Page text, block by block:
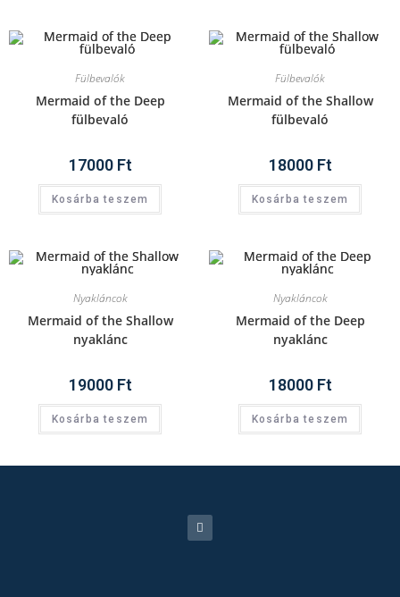
Fülbevalók
Mermaid of the Deep
fülbevaló
17000 Ft
Kosárba teszem
Fülbevalók
Mermaid of the Shallow
fülbevaló
18000 Ft
Kosárba teszem
Nyakláncok
Mermaid of the Shallow
nyaklánc
19000 Ft
Kosárba teszem
Nyakláncok
Mermaid of the Deep
nyaklánc
18000 Ft
Kosárba teszem